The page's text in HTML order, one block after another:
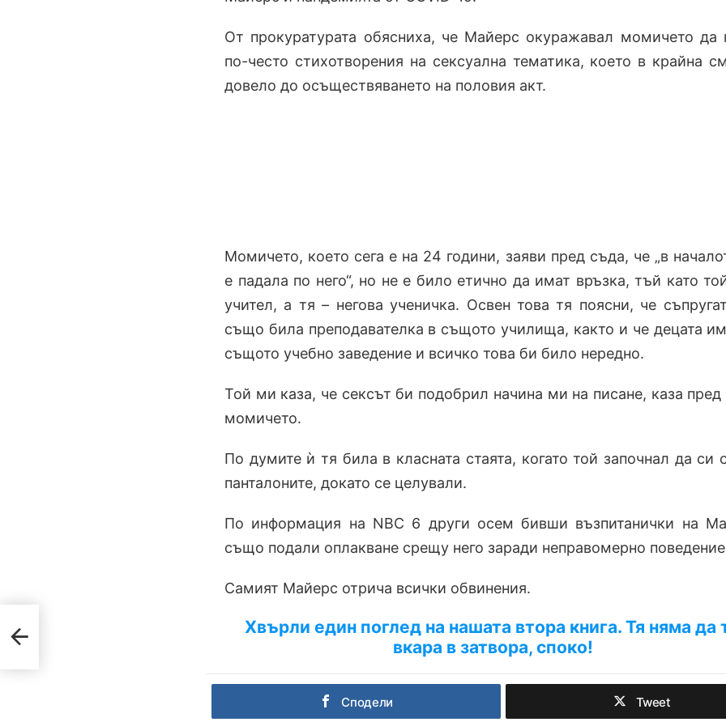
От прокуратурата обясниха, че Майерс окуражавал момичето да
по-често стихотворения на сексуална тематика, което в крайна
довело до осъществяването на половия акт.
Момичето, което сега е на 24 години, заяви пред съда, че „в
е падала по него“, но не е било етично да имат връзка, тъй като
учител, а тя – негова ученичка. Освен това тя поясни, че
също била преподавателка в същото училища, както и че децата
същото учебно заведение и всичко това би било нередно.
Той ми каза, че сексът би подобрил начина ми на писане, каза пред
момичето.
По думите ѝ тя била в класната стаята, когато той започнал да си
панталоните, докато се целували.
По информация на NBC 6 други осем бивши възпитанички на
също подали оплакване срещу него заради неправомерно
Самият Майерс отрича всички обвинения.
Хвърли един поглед на нашата втора книга. Тя няма да
вкара в затвора, споко!
Сподели Tweet